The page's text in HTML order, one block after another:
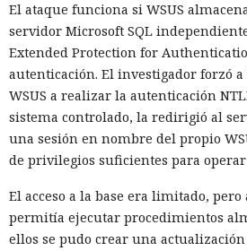
La disputa sobre la vigilancia de
de Maine salió de las calles y llegó a
Departamento de Seguridad
acceso a grupos cerrados de Signal.
el marco del casoHilton v. Noem, en
acusan a la agencia de vigilar la
los derechos garantizados por la
Constitución.
El ataque funciona si WSUS
servidor Microsoft SQL
Extended Protection for
autenticación. El investigador forzó
WSUS a realizar la autenticación
sistema controlado, la redirigió al
una sesión en nombre del propio
de privilegios suficientes para operar
El acceso a la base era limitado, pero
permitía ejecutar procedimientos
ellos se pudo crear una